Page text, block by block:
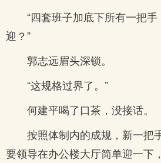
“四套班子加底下所有一把
迎？”
郭志远眉头深锁。
“这规格过界了。”
何建平喝了口茶，没接话。
按照体制内的成规，新一把
要领导在办公楼大厅简单迎一下